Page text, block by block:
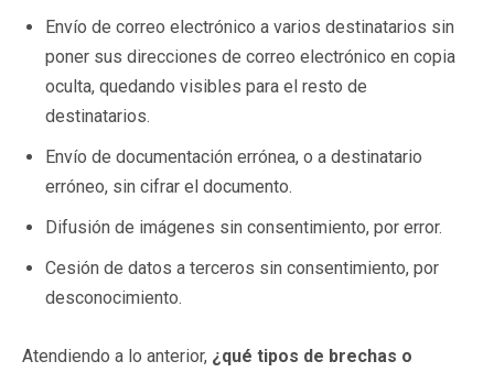
Envío de correo electrónico a varios destinatarios sin
poner sus direcciones de correo electrónico en copia
oculta, quedando visibles para el resto de
destinatarios.
Envío de documentación errónea, o a destinatario
erróneo, sin cifrar el documento.
Difusión de imágenes sin consentimiento, por error.
Cesión de datos a terceros sin consentimiento, por
desconocimiento.
Atendiendo a lo anterior, ¿qué tipos de brechas o